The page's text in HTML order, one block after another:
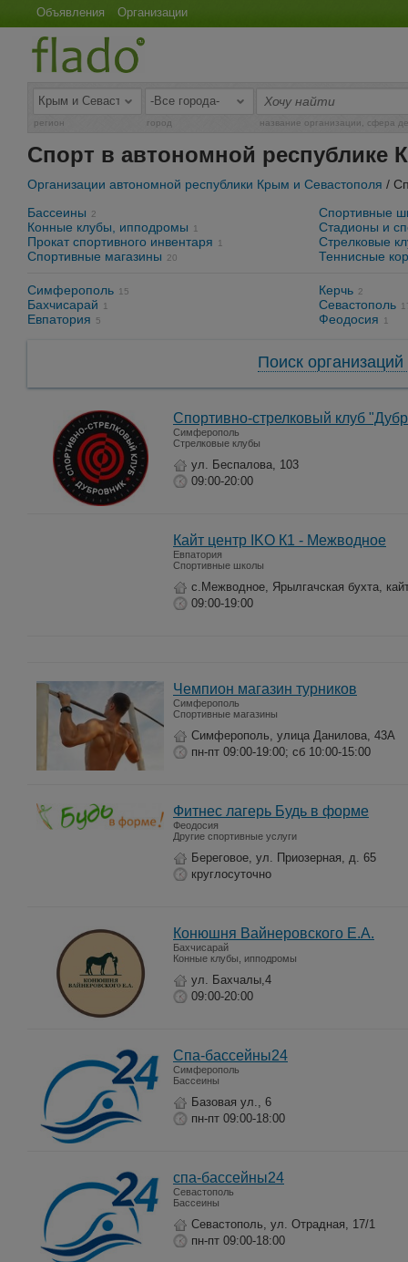
Объявления Организации
регион город название организации, сфера
Спорт в автономной республике
Организации автономной республики Крым и Севастополя /
Бассеины
2
Конные клубы, ипподромы 1
Прокат спортивного инвентаря 1
Спортивные магазины 20
Спортивные
Стадионы и
Стрелковые
Теннисные
Симферополь 15
Бахчисарай 1
Евпатория 5
Керчь 2
Севастополь
Феодосия 1
Поиск организаций
Спортивно-стрелковый клуб
Симферополь
Стрелковые клубы
ул. Беспалова, 103
09:00-20:00
Кайт центр IKO К1 - Межводное
Евпатория
Спортивные школы
с.Межводное, Ярылгачская бухта,
09:00-19:00
Чемпион магазин турников
Симферополь
Спортивные магазины
Симферополь, улица Данилова, 43А
пн-пт 09:00-19:00; сб 10:00-15:00
Фитнес лагерь Будь в форме
Феодосия
Другие спортивные услуги
Береговое, ул. Приозерная, д. 65
круглосуточно
Конюшня Вайнеровского Е.А.
Бахчисарай
Конные клубы, ипподромы
ул. Бахчалы,4
09:00-20:00
Спа-бассейны24
Симферополь
Бассеины
Базовая ул., 6
пн-пт 09:00-18:00
спа-бассейны24
Севастополь
Бассеины
Севастополь, ул. Отрадная, 17/1
пн-пт 09:00-18:00